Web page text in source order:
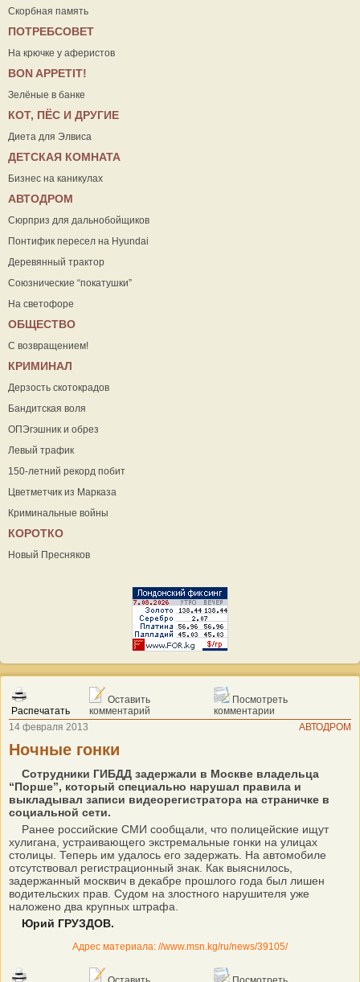
Скорбная память
ПОТРЕБСОВЕТ
На крючке у аферистов
ВON APPETIT!
Зелёные в банке
КОТ, ПЁС И ДРУГИЕ
Диета для Элвиса
ДЕТСКАЯ КОМНАТА
Бизнес на каникулах
АВТОДРОМ
Сюрприз для дальнобойщиков
Понтифик пересел на Hyundai
Деревянный трактор
Союзнические “покатушки”
На светофоре
ОБЩЕСТВО
С возвращением!
КРИМИНАЛ
Дерзость скотокрадов
Бандитская воля
ОПЭгэшник и обрез
Левый трафик
150-летний рекорд побит
Цветметчик из Марказа
Криминальные войны
КОРОТКО
Новый Пресняков
Распечатать
Оставить
комментарий
Посмотреть
комментарии
14 февраля 2013
АВТОДРОМ
Ночные гонки
Сотрудники ГИБДД задержали в Москве владельца
“Порше”, который специально нарушал правила и
выкладывал записи видеорегистратора на страничке в
социальной сети.
Ранее российские СМИ сообщали, что полицейские ищут
хулигана, устраивающего экстремальные гонки на улицах
столицы. Теперь им удалось его задержать. На автомобиле
отсутствовал регистрационный знак. Как выяснилось,
задержанный москвич в декабре прошлого года был лишен
водительских прав. Судом на злостного нарушителя уже
наложено два крупных штрафа.
Юрий ГРУЗДОВ.
Адрес материала: //www.msn.kg/ru/news/39105/